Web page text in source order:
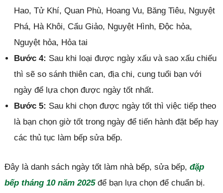
Hao, Tử Khí, Quan Phù, Hoang Vu, Băng Tiêu, Nguyệt
Phá, Hà Khôi, Cẩu Giảo, Nguyệt Hình, Độc hỏa,
Nguyệt hỏa, Hỏa tai
Bước 4: Sau khi loại được ngày xấu và sao xấu chiếu
thì sẽ so sánh thiên can, địa chi, cung tuổi bạn với
ngày để lựa chọn được ngày tốt nhất.
Bước 5: Sau khi chọn được ngày tốt thì việc tiếp theo
là bạn chọn giờ tốt trong ngày để tiến hành đặt bếp hay
các thủ tục làm bếp sửa bếp.
Đây là danh sách ngày tốt làm nhà bếp, sửa bếp, đặp
bếp tháng 10 năm 2025để bạn lựa chọn để chuẩn bị.